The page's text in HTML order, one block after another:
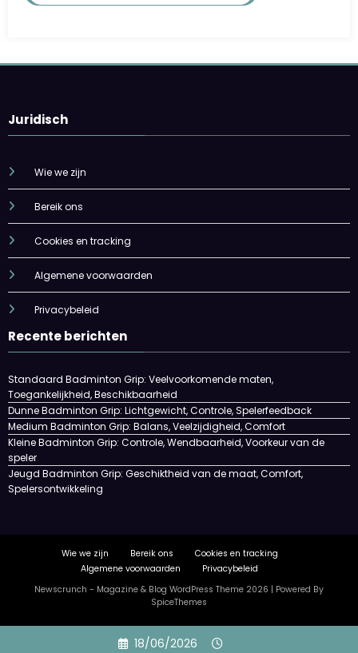
Juridisch
Wie we zijn
Bereik ons
Cookies en tracking
Algemene voorwaarden
Privacybeleid
Recente berichten
Standaard Badminton Grip: Veelvoorkomende maten,
Toegankelijkheid, Beschikbaarheid
Dunne Badminton Grip: Lichtgewicht, Controle, Spelerfeedback
Medium Badminton Grip: Balans, Veelzijdigheid, Comfort
Kleine Badminton Grip: Controle, Wendbaarheid, Voorkeur van de
speler
Jeugd Badminton Grip: Geschiktheid van de maat, Comfort,
Spelersontwikkeling
Wie we zijn Bereik ons
Cookies en tracking
Algemene voorwaarden
Privacybeleid
Newscrunch - Magazine & Blog WordPress Theme 2026 | Powered By
SpiceThemes
18/06/2026